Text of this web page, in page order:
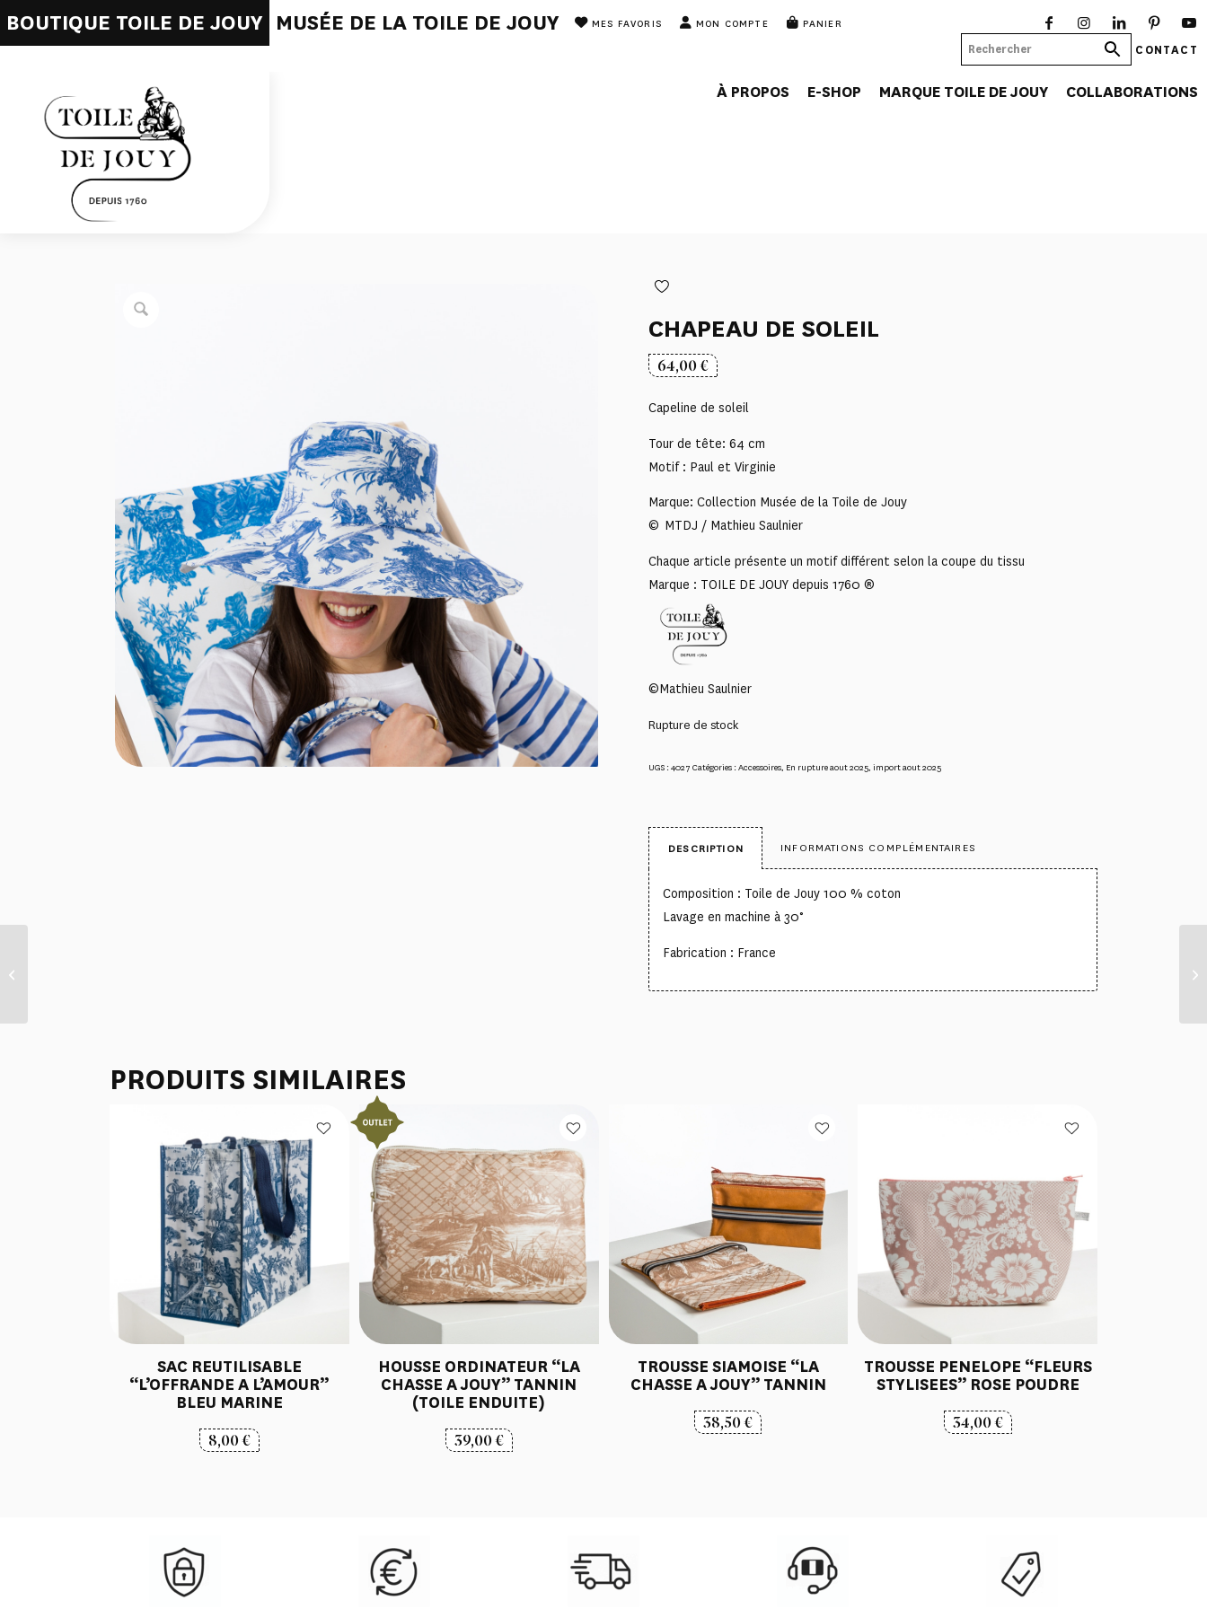
BOUTIQUE TOILE DE JOUY MUSÉE DE LA TOILE DE JOUY MES FAVORIS MON COMPTE PANIER
CONTACT
À PROPOS E-SHOP MARQUE TOILE DE JOUY COLLABORATIONS
CHAPEAU DE SOLEIL
64,00€
Capeline de soleil
Tour de tête: 64 cm
Motif : Paul et Virginie
Marque: Collection Musée de la Toile de Jouy
© MTDJ / Mathieu Saulnier
Chaque article présente un motif différent selon la coupe du tissu
Marque : TOILE DE JOUY depuis 1760 ®
©Mathieu Saulnier
Rupture de stock
UGS :4027 Catégories :Accessoires, En rupture aout 2025, import aout 2025
DESCRIPTION INFORMATIONS COMPLÉMENTAIRES
Composition : Toile de Jouy 100 % coton
Lavage en machine à 30°
Fabrication : France
PRODUITS SIMILAIRES
SAC REUTILISABLE
“L’OFFRANDE A L’AMOUR”
BLEU MARINE
8,00€
HOUSSE ORDINATEUR “LA
CHASSE A JOUY” TANNIN
(TOILE ENDUITE)
39,00€
TROUSSE SIAMOISE “LA
CHASSE A JOUY” TANNIN
38,50€
TROUSSE PENELOPE “FLEURS
STYLISEES” ROSE POUDRE
34,00€